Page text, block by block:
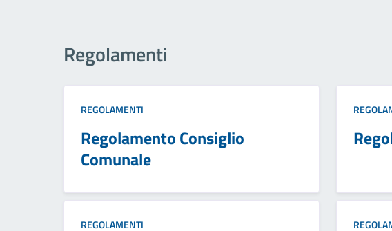
Regolamenti
REGOLAMENTI
Regolamento Consiglio
Comunale
REGOLAMENTI